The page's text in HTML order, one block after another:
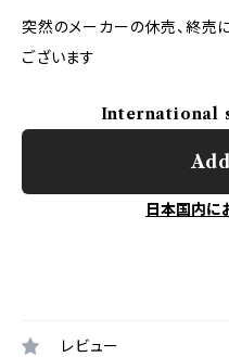
突然のメーカーの休売、終売
ございます
International
日本国内に
レビュー